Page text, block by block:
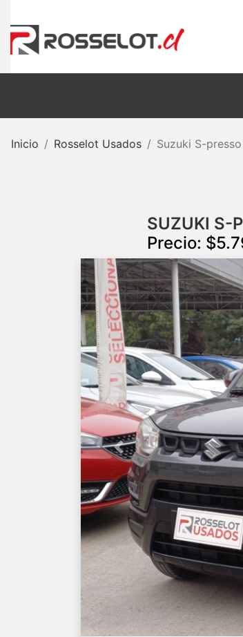
Inicio Rosselot Usados Suzuki S-
SUZUKI S-
Precio:
Previous